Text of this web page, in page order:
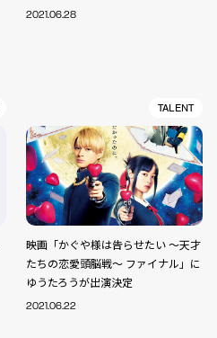
2021.06.28
TALENT
映画「かぐや様は告らせたい ～天才
たちの恋愛頭脳戦～ ファイナル」に
ゆうたろうが出演決定
2021.06.22